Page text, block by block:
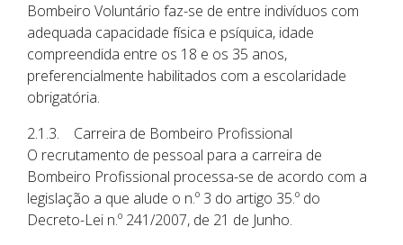
Bombeiro Voluntário faz-se de entre indivíduos com
adequada capacidade física e psíquica, idade
compreendida entre os 18 e os 35 anos,
preferencialmente habilitados com a escolaridade
obrigatória.
2.1.3. Carreira de Bombeiro Profissional
O recrutamento de pessoal para a carreira de
Bombeiro Profissional processa-se de acordo com a
legislação a que alude o n.º 3 do artigo 35.º do
Decreto-Lei n.º 241/2007, de 21 de Junho.